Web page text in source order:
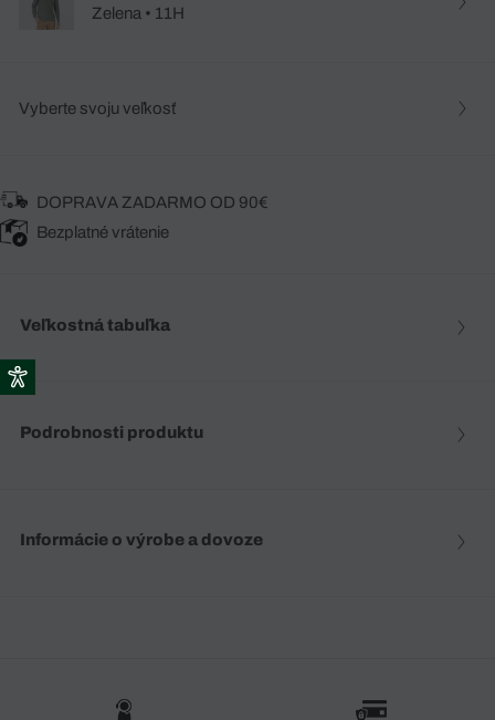
Zelena • 11H
Vyberte svoju veľkosť
DOPRAVA ZADARMO OD 90€
Bezplatné vrátenie
Veľkostná tabuľka
Podrobnosti produktu
Informácie o výrobe a dovoze